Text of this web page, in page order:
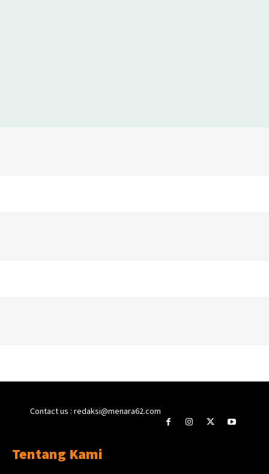
Contact us : redaksi@menara62.com
Tentang Kami